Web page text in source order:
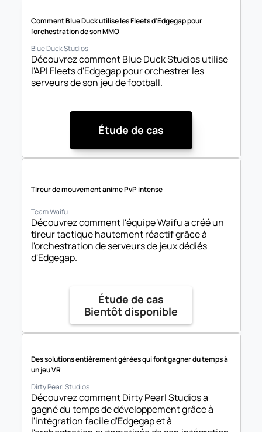
Comment Blue Duck utilise les Fleets d'Edgegap pour
l'orchestration de son MMO
Blue Duck Studios
Découvrez comment Blue Duck Studios utilise
l'API Fleets d'Edgegap pour orchestrer les
serveurs de son jeu de football.
Étude de cas
Tireur de mouvement anime PvP intense
Team Waifu
Découvrez comment l'équipe Waifu a créé un
tireur tactique hautement réactif grâce à
l'orchestration de serveurs de jeux dédiés
d'Edgegap.
Étude de cas
Bientôt disponible
Des solutions entièrement gérées qui font gagner du temps à
un jeu VR
Dirty Pearl Studios
Découvrez comment Dirty Pearl Studios a
gagné du temps de développement grâce à
l'intégration facile d'Edgegap et à